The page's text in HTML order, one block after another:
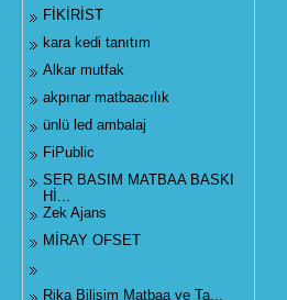
FİKİRİST
kara kedi tanıtım
Alkar mutfak
akpınar matbaacılık
ünlü led ambalaj
FiPublic
SER BASIM MATBAA BASKI
Hİ...
Zek Ajans
MİRAY OFSET
Rika Bilişim Matbaa ve Ta...